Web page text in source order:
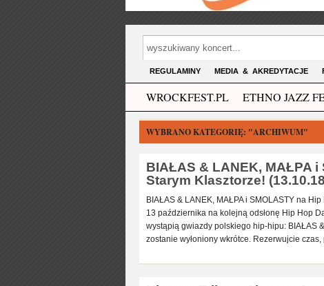
REGULAMINY MEDIA & AKREDYTACJE
WROCKFEST.PL ETHNO JAZZ
WYBRANO KATEGORIĘ: "ARCHIWUM"
BIAŁAS & LANEK, MAŁPA
Starym Klasztorze!
BIAŁAS & LANEK, MAŁPA i SMOLASTY na
13 października na kolejną odsłonę Hip Hop
wystąpią gwiazdy polskiego hip-hipu: BIAŁAS
zostanie wyłoniony wkrótce. Rezerwujcie